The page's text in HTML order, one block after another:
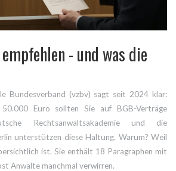
- und was die
Bundesverband (vzbv) sagt seit 2024 klar:
Euro sollten Sie auf BGB-Verträge
Rechtsanwaltsakademie und die
unterstützen diese Haltung. Warum? Weil
ist. Sie enthält 18 Paragraphen mit
Anwälte manchmal verwirren.